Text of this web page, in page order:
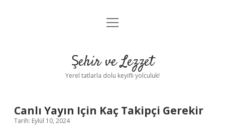
Anasayfa
Yasal Uyarı
menüyü
Şehir ve Lezzet
Yerel tatlarla dolu keyifli yolculuk!
Canlı Yayın Için Kaç Takipçi Gerekir
Tarih: Eylül 10, 2024